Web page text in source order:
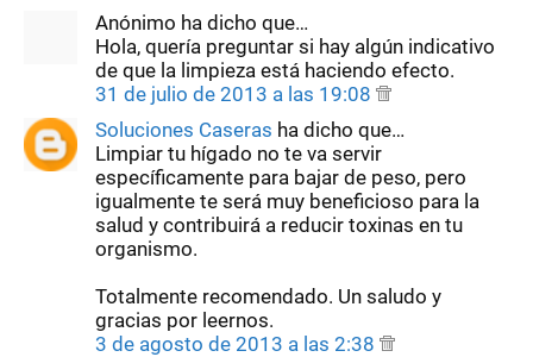
Anónimo ha dicho que…
Hola, quería preguntar si hay algún indicativo
de que la limpieza está haciendo efecto.
31 de julio de 2013 a las 19:08
Soluciones Caseras ha dicho que…
Limpiar tu hígado no te va servir
específicamente para bajar de peso, pero
igualmente te será muy beneficioso para la
salud y contribuirá a reducir toxinas en tu
organismo.
Totalmente recomendado. Un saludo y
gracias por leernos.
3 de agosto de 2013 a las 2:38